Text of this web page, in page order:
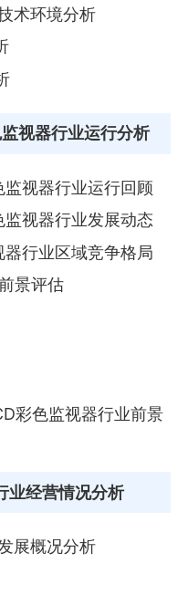
术环境分析
视器行业运行分析
视器行业运行回顾
视器行业发展动态
行业区域竞争格局
景评估
彩色监视器行业前景
业经营情况分析
展概况分析